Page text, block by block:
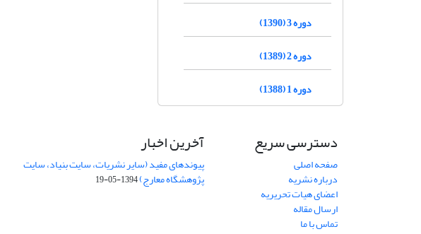
دوره 3 (1390)
دوره 2 (1389)
دوره 1 (1388)
دسترسی سریع
صفحه اصلی
درباره نشریه
اعضای هیات تحریریه
ارسال مقاله
تماس با ما
آخرین اخبار
پیوندهای مفید (سایر نشریات، سایت بنیاد، سایت
پژوهشگاه معارج)1394-05-19